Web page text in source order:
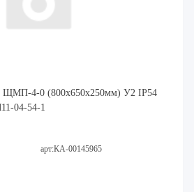
ЩМП-4-0 (800х650х250мм) У2 IP54
04-54-1
арт:КА-00145965